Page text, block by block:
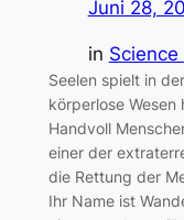
Juni 28,
in Science
Seelen spielt in
körperlose
Handvoll
einer der
die Rettung der
Ihr Name ist